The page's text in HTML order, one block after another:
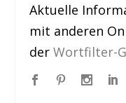
Aktuelle
mit anderen
derWortfilter-